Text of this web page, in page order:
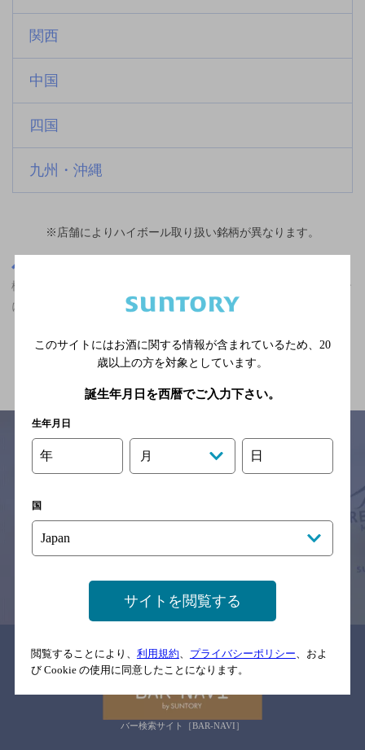
関西
中国
四国
九州・沖縄
※店舗によりハイボール取り扱い銘柄が異なります。
栃木県,カフェ,ザ・プレミアム・モルツ香るエールが飲める,合コン
におすすめ,7,000円以上～10,000円未満,個室ありのお店
関連ページ
※それぞれのお店のメニューや営業時間などの掲載情報については、
予告なしに変更されることがありますので、
念のためお店にご確認の上ご来店くださいますようお願い申し上げま
情報提供：ぐるなび
関連リンク
バー検索サイト［BAR-NAVI］
このサイトにはお酒に関する情報が含まれているため、 20
歳以上の方を対象としています。
誕生年月日を西暦でご入力下さい。
生年月日
年 月 日
国
サイトを閲覧する
閲覧することにより、 利用規約、 プライバシーポリシー、およ
び Cookie の使用に同意したことになります。